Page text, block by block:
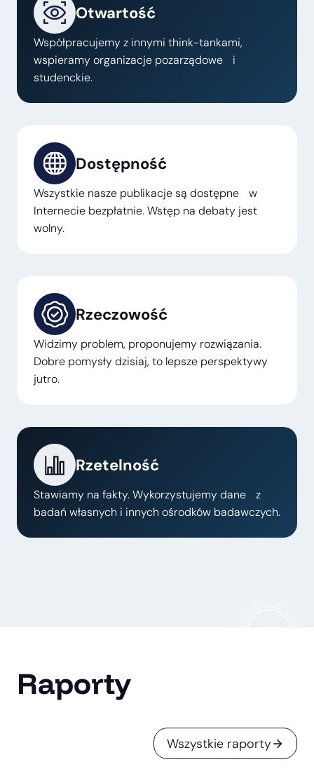
Otwartość
Współpracujemy z innymi think-tankami,
wspieramy organizacje pozarządowe i
studenckie.
Dostępność
Wszystkie nasze publikacje są dostępne w
Internecie bezpłatnie. Wstęp na debaty jest
wolny.
Rzeczowość
Widzimy problem, proponujemy rozwiązania.
Dobre pomysły dzisiaj, to lepsze perspektywy
jutro.
Rzetelność
Stawiamy na fakty. Wykorzystujemy dane z
badań własnych i innych ośrodków badawczych.
Raporty
Wszystkie raporty